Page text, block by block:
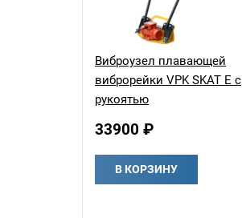
Виброузел плавающей
виброрейки VPK SKAT E с
рукоятью
33900 ₽
В КОРЗИНУ